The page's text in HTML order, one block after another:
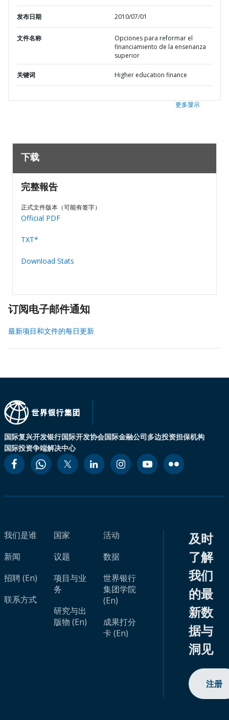
发布日期 2010/07/01
文件名称
Opciones para reformar el
financiamiento de la ensenanza
superior
关键词 Higher education finance
更多显示
下载
完整報告
正式文件版本（可能有签字）
Official PDF
TXT*
Download Stats
订阅电子邮件通知
最新项目和文件的每日更新
国际复兴开发银行国际开发协会国际金融公司多边投资担保机构
国际投资争端解决中心
我们是谁
新闻
招聘 (En)
联系方式
国家
议题
项目与业
务
研究与出
版物 (En)
活动
数据
世界银行
集团学院
(En)
成果打分
卡 (En)
及时
了解
我们
的最
新数
据与
洞见
注册